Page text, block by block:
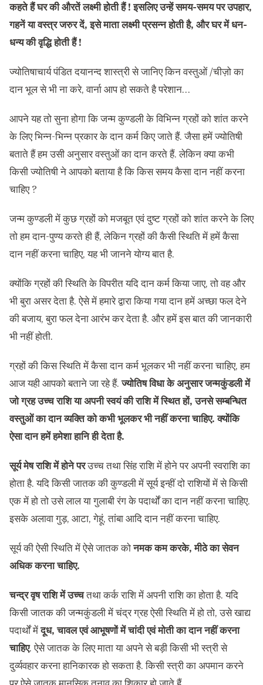
कहते हैं घर की औरतें लक्ष्मी होती हैं ! इसलिए उन्हें समय-समय पर उपहार,
गहनें या वस्त्र जरुर दें, इसे माता लक्ष्मी प्रसन्न होती है, और घर में धन-
धन्य की वृद्धि होती हैं !
ज्योतिषाचार्य पंडित दयानन्द शास्त्री से जानिए किन वस्तुओं /चीज़ो का
दान भूल से भी ना करे, वार्ना आप हो सकते है परेशान…
आपने यह तो सुना होगा कि जन्म कुण्डली के विभिन्न ग्रहों को शांत करने
के लिए भिन्न-भिन्न प्रकार के दान कर्म किए जाते हैं. जैसा हमें ज्योतिषी
बताते हैं हम उसी अनुसार वस्तुओं का दान करते हैं. लेकिन क्या कभी
किसी ज्योतिषी ने आपको बताया है कि किस समय कैसा दान नहीं करना
चाहिए ?
जन्म कुण्डली में कुछ ग्रहों को मजबूत एवं दुष्ट ग्रहों को शांत करने के लिए
तो हम दान-पुण्य करते ही हैं, लेकिन ग्रहों की कैसी स्थिति में हमें कैसा
दान नहीं करना चाहिए, यह भी जानने योग्य बात है.
क्योंकि ग्रहों की स्थिति के विपरीत यदि दान कर्म किया जाए, तो वह और
भी बुरा असर देता है. ऐसे में हमारे द्वारा किया गया दान हमें अच्छा फल देने
की बजाय, बुरा फल देना आरंभ कर देता है. और हमें इस बात की जानकारी
भी नहीं होती.
ग्रहों की किस स्थिति में कैसा दान कर्म भूलकर भी नहीं करना चाहिए, हम
आज यही आपको बताने जा रहे हैं.ज्योतिष विधा के अनुसार जन्मकुंडली में
जो ग्रह उच्च राशि या अपनी स्वयं की राशि में स्थित हों, उनसे सम्बन्धित
वस्तुओं का दान व्यक्ति को कभी भूलकर भी नहीं करना चाहिए. क्योंकि
ऐसा दान हमें हमेशा हानि ही देता है.
सूर्य मेष राशि में होने परउच्च तथा सिंह राशि में होने पर अपनी स्वराशि का
होता है. यदि किसी जातक की कुण्डली में सूर्य इन्हीं दो राशियों में से किसी
एक में हो तो उसे लाल या गुलाबी रंग के पदार्थों का दान नहीं करना चाहिए.
इसके अलावा गुड़, आटा, गेहूं, तांबा आदि दान नहीं करना चाहिए.
सूर्य की ऐसी स्थिति में ऐसे जातक कोनमक कम करके, मीठे का सेवन
अधिक करना चाहिए.
चन्द्र वृष राशि में उच्चतथा कर्क राशि में अपनी राशि का होता है. यदि
किसी जातक की जन्मकुंडली में चंद्र ग्रह ऐसी स्थिति में हो तो, उसे खाद्य
पदार्थों मेंदूध, चावल एवं आभूषणों में चांदी एवं मोती का दान नहीं करना
चाहिए. ऐसे जातक के लिए माता या अपने से बड़ी किसी भी स्त्री से
दुर्व्यवहार करना हानिकारक हो सकता है. किसी स्त्री का अपमान करने